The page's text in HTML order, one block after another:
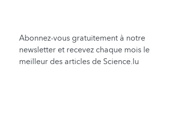
Abonnez-vous gratuitement à notre
newsletter et recevez chaque mois le
meilleur des articles de Science.lu